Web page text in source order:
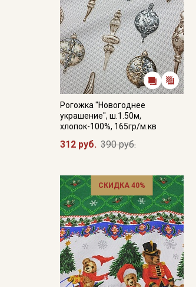
Рогожка "Новогоднее
украшение", ш.1.50м,
хлопок-100%, 165гр/м.кв
312 руб. 390 руб.
СКИДКА 40%